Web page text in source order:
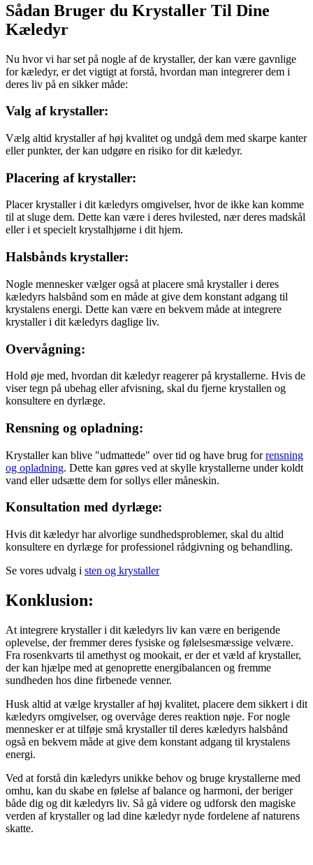
Sådan Bruger du Krystaller Til Dine
Kæledyr
Nu hvor vi har set på nogle af de krystaller, der kan være gavnlige
for kæledyr, er det vigtigt at forstå, hvordan man integrerer dem i
deres liv på en sikker måde:
Valg af krystaller:
Vælg altid krystaller af høj kvalitet og undgå dem med skarpe kanter
eller punkter, der kan udgøre en risiko for dit kæledyr.
Placering af krystaller:
Placer krystaller i dit kæledyrs omgivelser, hvor de ikke kan komme
til at sluge dem. Dette kan være i deres hvilested, nær deres madskål
eller i et specielt krystalhjørne i dit hjem.
Halsbånds krystaller:
Nogle mennesker vælger også at placere små krystaller i deres
kæledyrs halsbånd som en måde at give dem konstant adgang til
krystalens energi. Dette kan være en bekvem måde at integrere
krystaller i dit kæledyrs daglige liv.
Overvågning:
Hold øje med, hvordan dit kæledyr reagerer på krystallerne. Hvis de
viser tegn på ubehag eller afvisning, skal du fjerne krystallen og
konsultere en dyrlæge.
Rensning og opladning:
Krystaller kan blive "udmattede" over tid og have brug forrensning
og opladning. Dette kan gøres ved at skylle krystallerne under koldt
vand eller udsætte dem for sollys eller måneskin.
Konsultation med dyrlæge:
Hvis dit kæledyr har alvorlige sundhedsproblemer, skal du altid
konsultere en dyrlæge for professionel rådgivning og behandling.
Se vores udvalg i sten og krystaller
Konklusion:
At integrere krystaller i dit kæledyrs liv kan være en berigende
oplevelse, der fremmer deres fysiske og følelsesmæssige velvære.
Fra rosenkvarts til amethyst og mookait, er der et væld af krystaller,
der kan hjælpe med at genoprette energibalancen og fremme
sundheden hos dine firbenede venner.
Husk altid at vælge krystaller af høj kvalitet, placere dem sikkert i dit
kæledyrs omgivelser, og overvåge deres reaktion nøje. For nogle
mennesker er at tilføje små krystaller til deres kæledyrs halsbånd
også en bekvem måde at give dem konstant adgang til krystalens
energi.
Ved at forstå din kæledyrs unikke behov og bruge krystallerne med
omhu, kan du skabe en følelse af balance og harmoni, der beriger
både dig og dit kæledyrs liv. Så gå videre og udforsk den magiske
verden af krystaller og lad dine kæledyr nyde fordelene af naturens
skatte.